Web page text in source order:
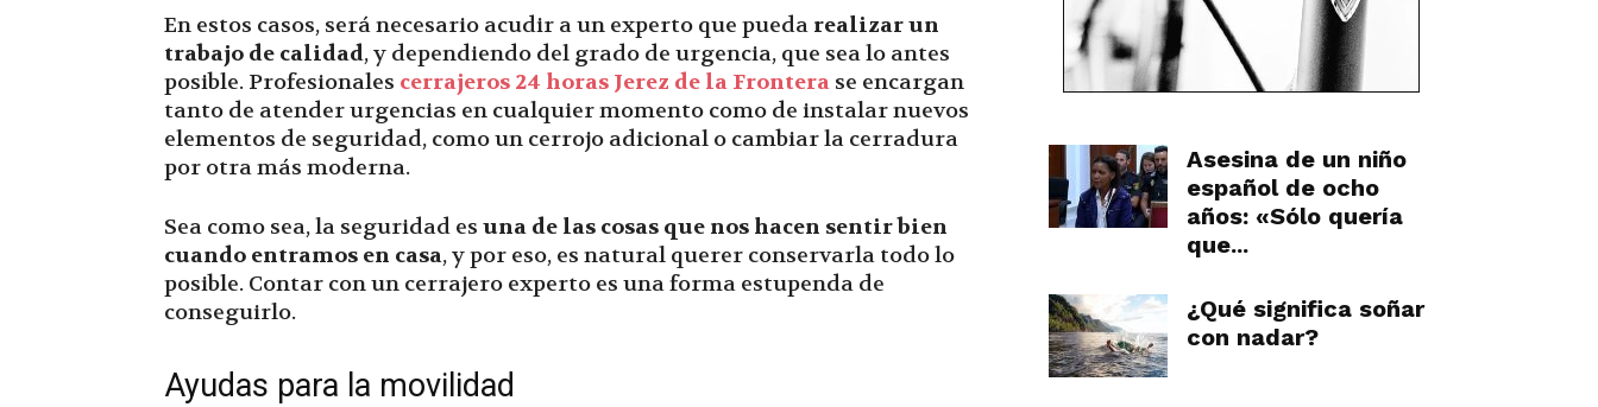
En estos casos, será necesario acudir a un experto que pueda realizar un
trabajo de calidad, y dependiendo del grado de urgencia, que sea lo antes
posible. Profesionales cerrajeros 24 horas Jerez de la Frontera se encargan
tanto de atender urgencias en cualquier momento como de instalar nuevos
elementos de seguridad, como un cerrojo adicional o cambiar la cerradura
por otra más moderna.
Sea como sea, la seguridad es una de las cosas que nos hacen sentir bien
cuando entramos en casa, y por eso, es natural querer conservarla todo lo
posible. Contar con un cerrajero experto es una forma estupenda de
conseguirlo.
Ayudas para la movilidad
Asesina de un niño
español de ocho
años: «Sólo quería
que...
¿Qué significa soñar
con nadar?